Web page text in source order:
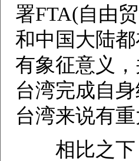
署FTA(自由
和中国大陆
有象征意义
台湾完成自
台湾来说有重
相比之下，